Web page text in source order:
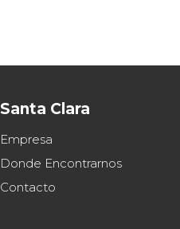
Santa Clara
Empresa
Donde Encontrarnos
Contacto